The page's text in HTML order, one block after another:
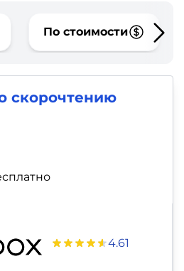
По стоимости
скорочтению
4.61